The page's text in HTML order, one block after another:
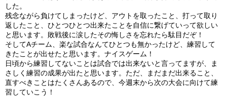
した。
残念ながら負けてしまったけど、アウトを取ったこと、打って取り
返したこと、ひとつひとつ出来たことを自信に繋げていって欲しい
と思います。敗戦後に涙したその悔しさを忘れたら駄目だぞ！
そしてAチーム、楽な試合なんてひとつも無かったけど、練習して
きたことが出せたと思います。ナイスゲーム！
日頃から練習してないことは試合では出来ないと言ってますが、ま
さしく練習の成果が出たと思います。ただ、まだまだ出来ること、
直すべきことはたくさんあるので、今週末から次の大会に向けて練
習していこう！